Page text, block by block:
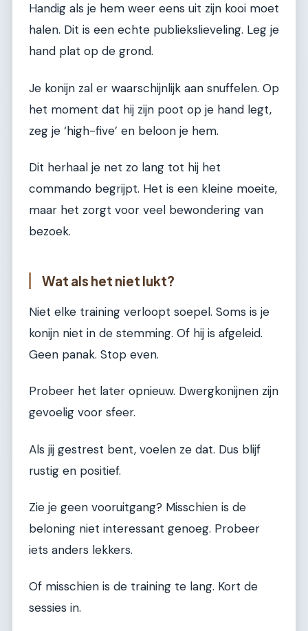
Handig als je hem weer eens uit zijn kooi moet
halen. Dit is een echte publiekslieveling. Leg je
hand plat op de grond.
Je konijn zal er waarschijnlijk aan snuffelen. Op
het moment dat hij zijn poot op je hand legt,
zeg je ‘high-five’ en beloon je hem.
Dit herhaal je net zo lang tot hij het
commando begrijpt. Het is een kleine moeite,
maar het zorgt voor veel bewondering van
bezoek.
Wat als het niet lukt?
Niet elke training verloopt soepel. Soms is je
konijn niet in de stemming. Of hij is afgeleid.
Geen panak. Stop even.
Probeer het later opnieuw. Dwergkonijnen zijn
gevoelig voor sfeer.
Als jij gestrest bent, voelen ze dat. Dus blijf
rustig en positief.
Zie je geen vooruitgang? Misschien is de
beloning niet interessant genoeg. Probeer
iets anders lekkers.
Of misschien is de training te lang. Kort de
sessies in.